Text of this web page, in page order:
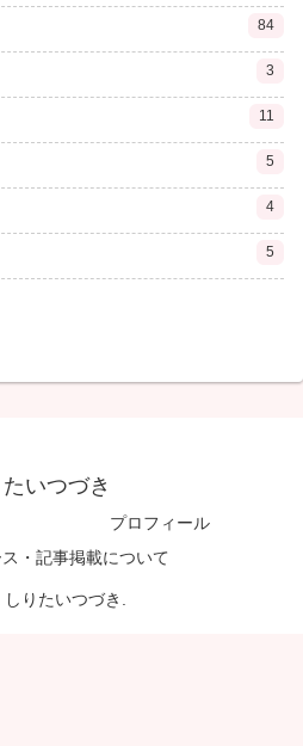
84
3
11
5
4
5
たいつづき
プロフィール
・記事掲載について
りたいつづき.